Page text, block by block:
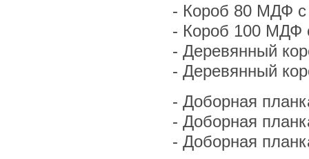
- Короб 80 МДФ с
- Короб 100 МДФ
- Деревянный
- Деревянный
- Доборная
- Доборная
- Доборная